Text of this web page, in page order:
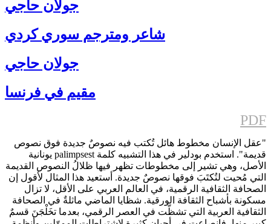
جولان حاجي
شاعر ومترجم سوري كردي
جولان حاجي
مقيم في فرنسا
PDF
"عقل الإنسان مخطوط هائل تُكتب فيه نصوصٌ جديدة فوق نصوص
قديمة". استخدم بودلير في هذا التشبيه كلمة palimpsest يونانية
الأصل، وهي تشير إلى مخطوطات تظهر فيها ظلالُ النصوص القديمة
التي مُحيت لتُكتَبَ فوقها نصوصٌ جديدة. أستعيد هذا المثال لأقول إن
الصحافة الثقافية الرقمية، في العالم العربي على الأقل، لا تزال
مسكونة بأشباح الثقافة الورقية. شظايا الماضي ماثلةٌ في الصحافة
الثقافية العربية التي تشظّت في العصر الرقمي، بعدما تخَلْجَنَ قسمٌ